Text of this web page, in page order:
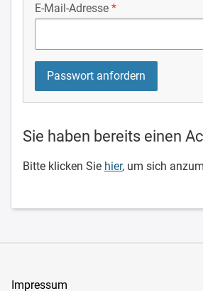
E-Mail-Adresse
Sie haben bereits einen
Bitte klicken Sie hier, um sich
Impressum